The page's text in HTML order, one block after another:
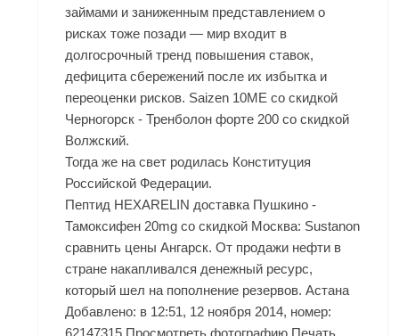
займами и заниженным представлением о
рисках тоже позади — мир входит в
долгосрочный тренд повышения ставок,
дефицита сбережений после их избытка и
переоценки рисков. Saizen 10ME со скидкой
Черногорск - Тренболон форте 200 со скидкой
Волжский.
Тогда же на свет родилась Конституция
Российской Федерации.
Пептид HEXARELIN доставка Пушкино -
Тамоксифен 20mg со скидкой Москва: Sustanon
сравнить цены Ангарск. От продажи нефти в
стране накапливался денежный ресурс,
который шел на пополнение резервов. Астана
Добавлено: в 12:51, 12 ноября 2014, номер:
62147315 Просмотреть фотографию Печать